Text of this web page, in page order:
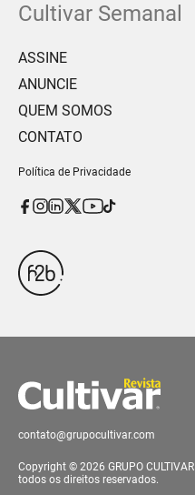
Cultivar Semanal
ASSINE
ANUNCIE
QUEM SOMOS
CONTATO
Política de Privacidade
contato@grupocultivar.com
Copyright © 2026 GRUPO CULTIVAR
todos os direitos reservados.